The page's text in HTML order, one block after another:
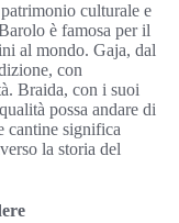
culturale e
è famosa per il
al mondo. Gaja, dal
con
Braida, con i suoi
possa andare di
cantine significa
la storia del